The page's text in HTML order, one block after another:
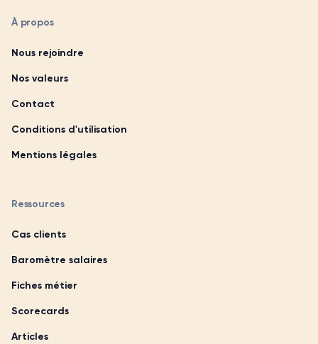
À propos
Nous rejoindre
Nos valeurs
Contact
Conditions d'utilisation
Mentions légales
Ressources
Cas clients
Baromètre salaires
Fiches métier
Scorecards
Articles